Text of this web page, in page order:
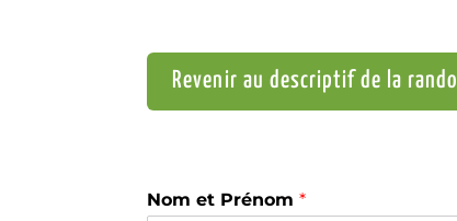
Revenir au descriptif de la rando
Nom et Prénom*